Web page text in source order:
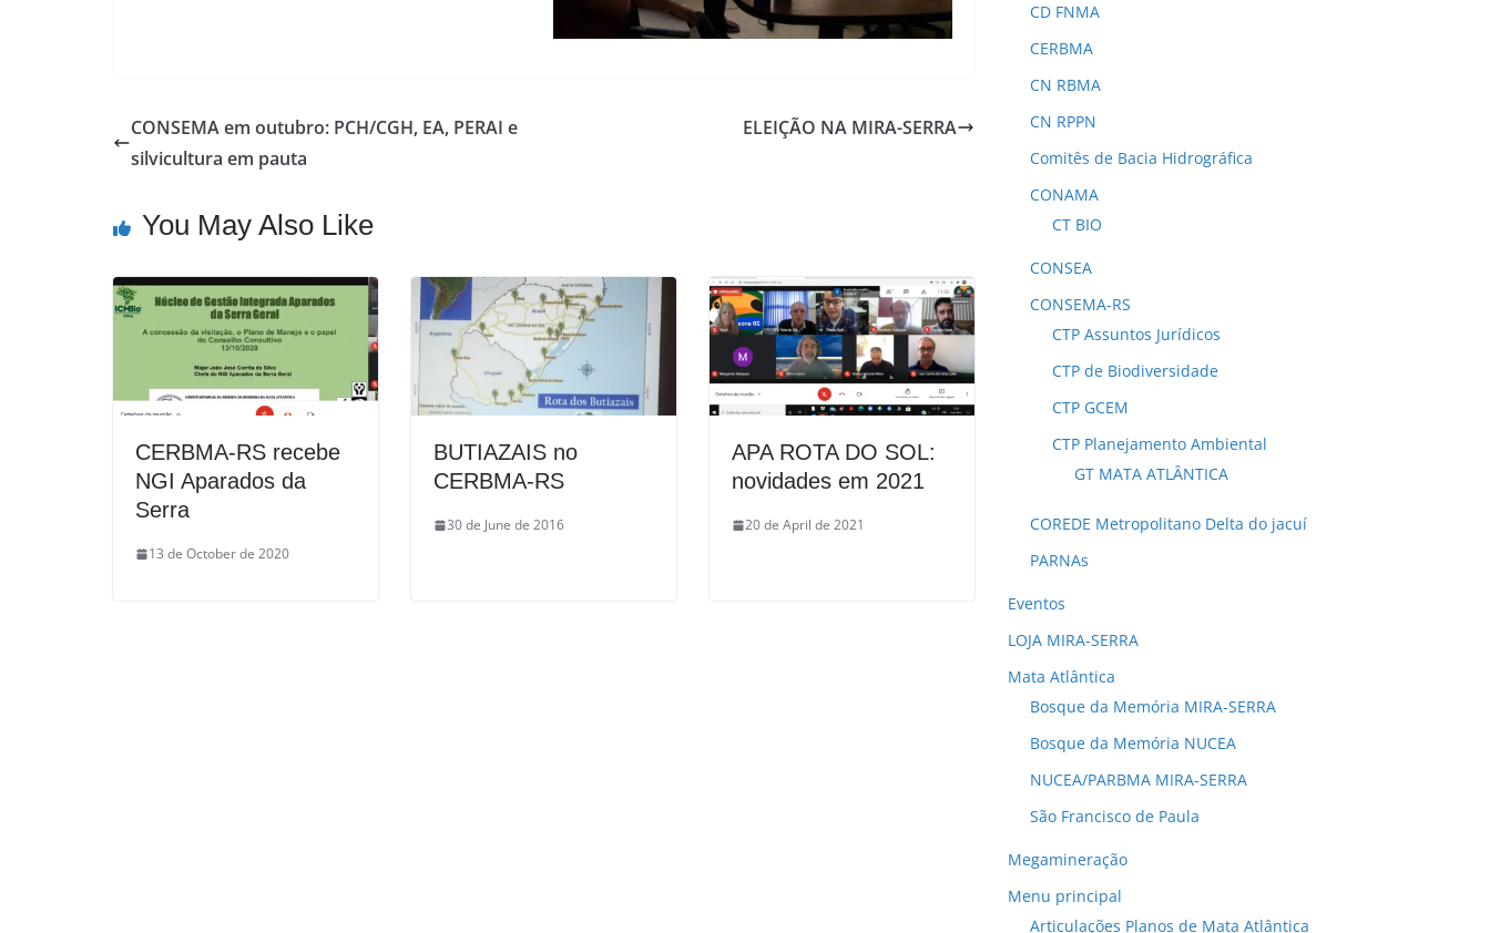
CONSEMA em outubro: PCH/CGH, EA, PERAI e
silvicultura em pauta
ELEIÇÃO NA MIRA-SERRA
You May Also Like
CERBMA-RS recebe
NGI Aparados da
Serra
13 de October de 2020
BUTIAZAIS no
CERBMA-RS
30 de June de 2016
APA ROTA DO SOL:
novidades em 2021
20 de April de 2021
CD FNMA
CERBMA
CN RBMA
CN RPPN
Comitês de Bacia Hidrográfica
CONAMA
CT BIO
CONSEA
CONSEMA-RS
CTP Assuntos Jurídicos
CTP de Biodiversidade
CTP GCEM
CTP Planejamento Ambiental
GT MATA ATLÂNTICA
COREDE Metropolitano Delta do jacuí
PARNAs
Eventos
LOJA MIRA-SERRA
Mata Atlântica
Bosque da Memória MIRA-SERRA
Bosque da Memória NUCEA
NUCEA/PARBMA MIRA-SERRA
São Francisco de Paula
Megamineração
Menu principal
Articulações Planos de Mata Atlântica